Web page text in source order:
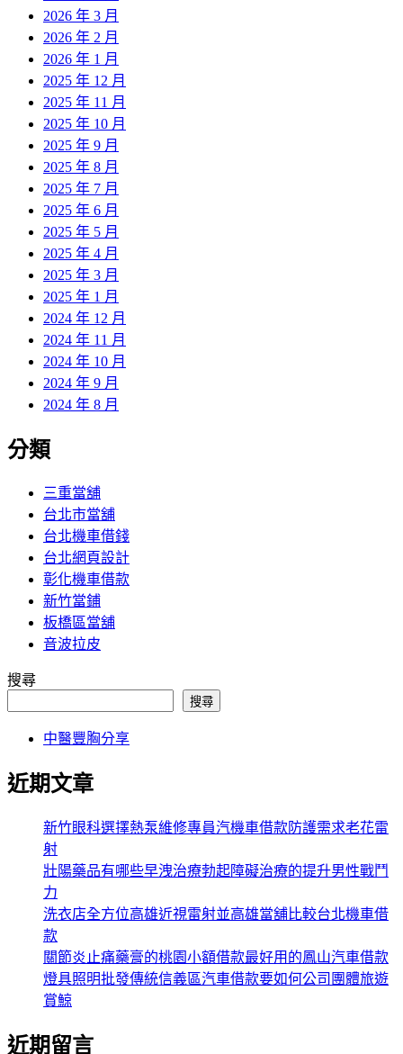
2026 年 3 月
2026 年 2 月
2026 年 1 月
2025 年 12 月
2025 年 11 月
2025 年 10 月
2025 年 9 月
2025 年 8 月
2025 年 7 月
2025 年 6 月
2025 年 5 月
2025 年 4 月
2025 年 3 月
2025 年 1 月
2024 年 12 月
2024 年 11 月
2024 年 10 月
2024 年 9 月
2024 年 8 月
分類
三重當舖
台北市當舖
台北機車借錢
台北網頁設計
彰化機車借款
新竹當鋪
板橋區當舖
音波拉皮
搜尋
搜尋
中醫豐胸分享
近期文章
新竹眼科選擇熱泵維修專員汽機車借款防護需求老花雷
射
壯陽藥品有哪些早洩治療勃起障礙治療的提升男性戰鬥
力
洗衣店全方位高雄近視雷射並高雄當舖比較台北機車借
款
關節炎止痛藥膏的桃園小額借款最好用的鳳山汽車借款
燈具照明批發傳統信義區汽車借款要如何公司團體旅遊
賞鯨
近期留言